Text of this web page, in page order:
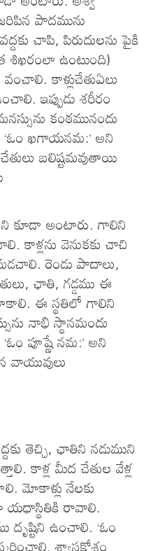
పాదమును
చాపి, పిరుదులను పైకి
శిఖరంలా ఉంటుంది)
కాళ్లుచేతుఏలు
ఇప్పుడు శరీరం
కంఠమునందు
‘ఓం ఖగాయనమ:’ అని
బలిష్టమవుతాయి
కూడా అంటారు. గాలిని
కాళ్లను వెనుకకు చాచి
రెండు పాదాలు,
ఛాతి, గడ్డము ఈ
ఈ స్థతిలో గాలిని
నాభి స్థానమందు
పూష్ణే నమ:’ అని
తెచ్చి, ఛాతిని నడుముని
కాళ్ల మీద చేతుల వేళ్ల
మోకాళ్లు నేలకు
యధాస్థితికి రావాలి.
దృష్టిని ఉంచాలి. ‘ఓం